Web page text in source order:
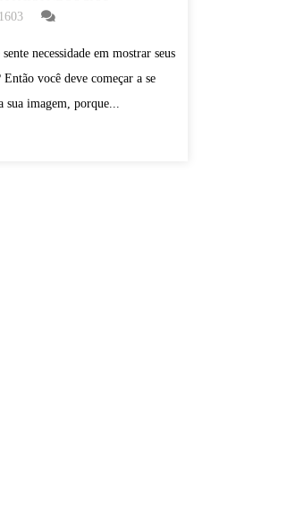
1603
necessidade em mostrar seus
você deve começar a se
sua imagem, porque...